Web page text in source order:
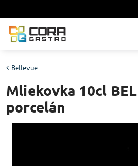
Bellevue
Mliekovka 10cl
porcelán